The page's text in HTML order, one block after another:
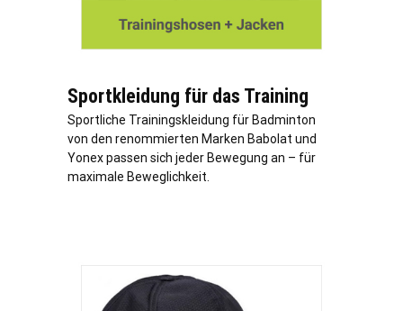
Sportkleidung für das Training
Sportliche Trainingskleidung für Badminton
von den renommierten Marken Babolat und
Yonex passen sich jeder Bewegung an – für
maximale Beweglichkeit.